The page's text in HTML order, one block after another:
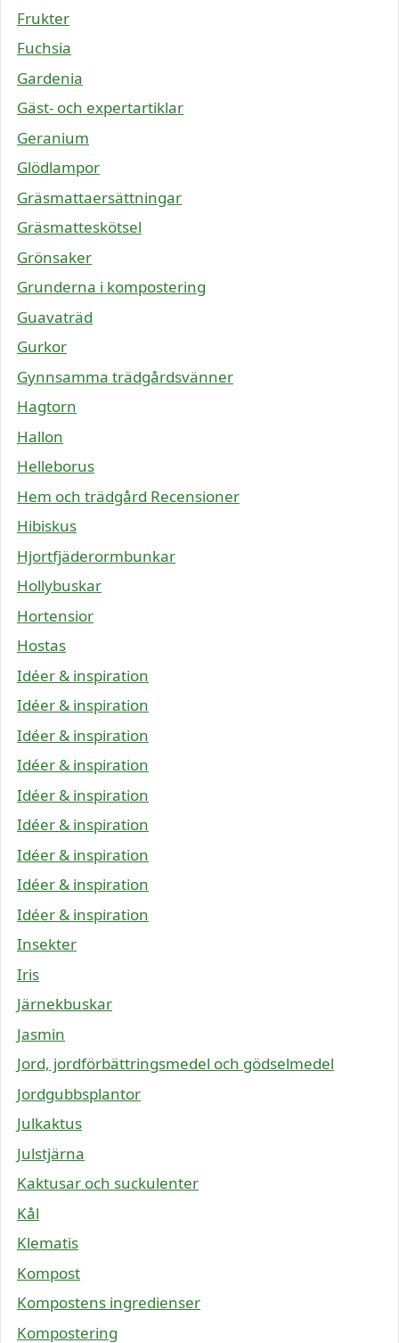
Frukter
Fuchsia
Gardenia
Gäst- och expertartiklar
Geranium
Glödlampor
Gräsmattaersättningar
Gräsmatteskötsel
Grönsaker
Grunderna i kompostering
Guavaträd
Gurkor
Gynnsamma trädgårdsvänner
Hagtorn
Hallon
Helleborus
Hem och trädgård Recensioner
Hibiskus
Hjortfjäderormbunkar
Hollybuskar
Hortensior
Hostas
Idéer & inspiration
Idéer & inspiration
Idéer & inspiration
Idéer & inspiration
Idéer & inspiration
Idéer & inspiration
Idéer & inspiration
Idéer & inspiration
Idéer & inspiration
Insekter
Iris
Järnekbuskar
Jasmin
Jord, jordförbättringsmedel och gödselmedel
Jordgubbsplantor
Julkaktus
Julstjärna
Kaktusar och suckulenter
Kål
Klematis
Kompost
Kompostens ingredienser
Kompostering